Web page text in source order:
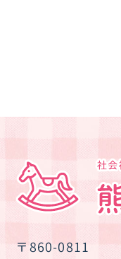
〒860-0811